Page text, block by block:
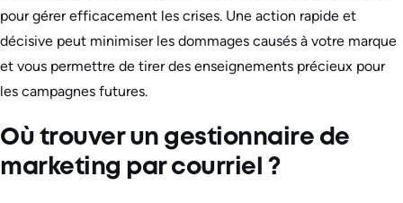
pour gérer efficacement les crises. Une action rapide et
décisive peut minimiser les dommages causés à votre marque
et vous permettre de tirer des enseignements précieux pour
les campagnes futures.
Où trouver un gestionnaire de
marketing par courriel ?